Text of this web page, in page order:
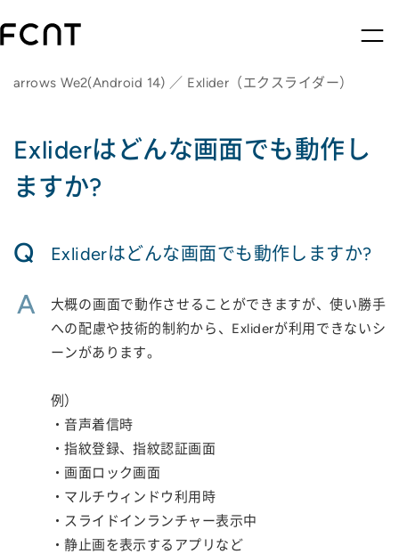
arrows We2(Android 14) ／ Exlider（エクスライダー）
Exliderはどんな画面でも動作し
ますか?
Q Exliderはどんな画面でも動作しますか?
A
大概の画面で動作させることができますが、使い勝手
への配慮や技術的制約から、Exliderが利用できないシ
ーンがあります。
例）
・音声着信時
・指紋登録、指紋認証画面
・画面ロック画面
・マルチウィンドウ利用時
・スライドインランチャー表示中
・静止画を表示するアプリなど